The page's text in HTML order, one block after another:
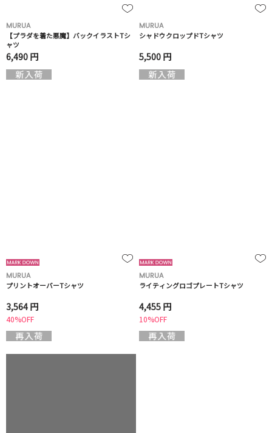
MURUA
【プラダを着た悪魔】バックイラストTシ
ャツ
6,490 円
MURUA
シャドウクロップドTシャツ
5,500 円
MURUA
プリントオーバーTシャツ
3,564 円
40%OFF
MURUA
ライティングロゴプレートTシャツ
4,455 円
10%OFF